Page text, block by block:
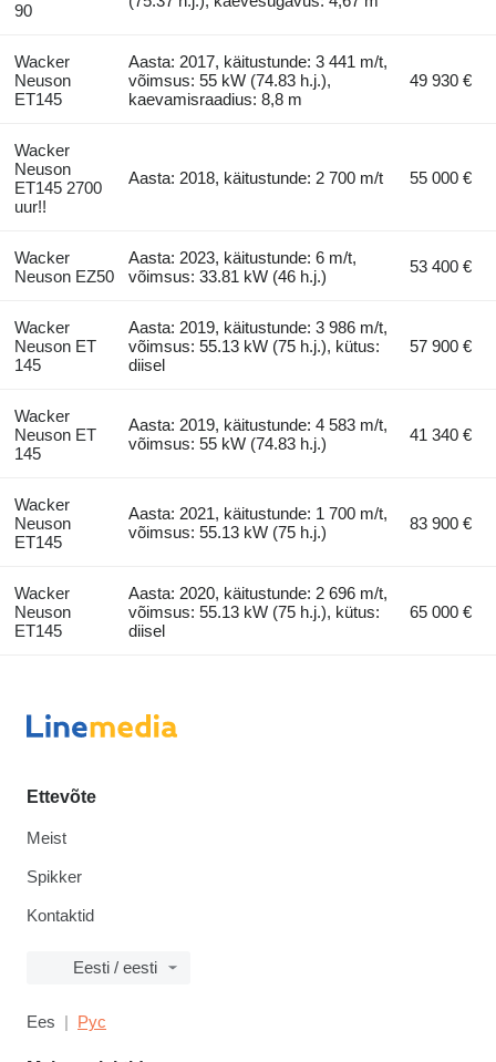
90
Wacker
Neuson
ET145
Aasta: 2017, käitustunde: 3 441 m/t,
võimsus: 55 kW (74.83 h.j.),
kaevamisraadius: 8,8 m
49 930 €
Wacker
Neuson
ET145 2700
uur!!
Aasta: 2018, käitustunde: 2 700 m/t 55 000 €
Wacker
Neuson EZ50
Aasta: 2023, käitustunde: 6 m/t,
võimsus: 33.81 kW (46 h.j.)
53 400 €
Wacker
Neuson ET
145
Aasta: 2019, käitustunde: 3 986 m/t,
võimsus: 55.13 kW (75 h.j.), kütus:
diisel
57 900 €
Wacker
Neuson ET
145
Aasta: 2019, käitustunde: 4 583 m/t,
võimsus: 55 kW (74.83 h.j.)
41 340 €
Wacker
Neuson
ET145
Aasta: 2021, käitustunde: 1 700 m/t,
võimsus: 55.13 kW (75 h.j.)
83 900 €
Wacker
Neuson
ET145
Aasta: 2020, käitustunde: 2 696 m/t,
võimsus: 55.13 kW (75 h.j.), kütus:
diisel
65 000 €
Ettevõte
Meist
Spikker
Kontaktid
Eesti / eesti
Ees Рус